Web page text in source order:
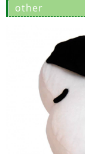
other